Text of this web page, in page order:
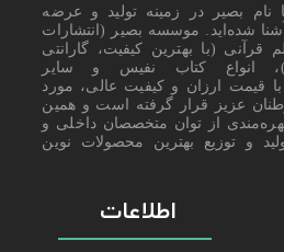
اطلاعات
بصیر در زمینه تولید و عرضه
شده‌اید. موسسه بصیر (انتشارات
قرآنی (با بهترین کیفیت، گارانتی
انواع کتاب نفیس و سایر
قیمت ارزان و کیفیت عالی، مورد
عزیز قرار گرفته است و همین
از توان متخصصان داخلی و
و توزیع بهترین محصولات نوین